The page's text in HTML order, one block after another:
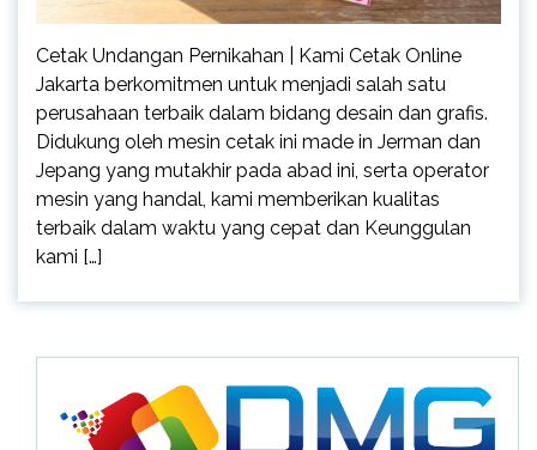
Cetak Undangan Pernikahan | Kami Cetak Online
Jakarta berkomitmen untuk menjadi salah satu
perusahaan terbaik dalam bidang desain dan grafis.
Didukung oleh mesin cetak ini made in Jerman dan
Jepang yang mutakhir pada abad ini, serta operator
mesin yang handal, kami memberikan kualitas
terbaik dalam waktu yang cepat dan Keunggulan
kami […]